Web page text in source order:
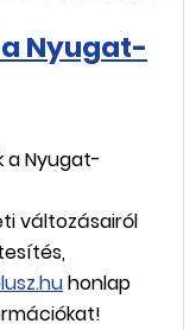
Nyugat-
a Nyugat-
változásairól
honlap